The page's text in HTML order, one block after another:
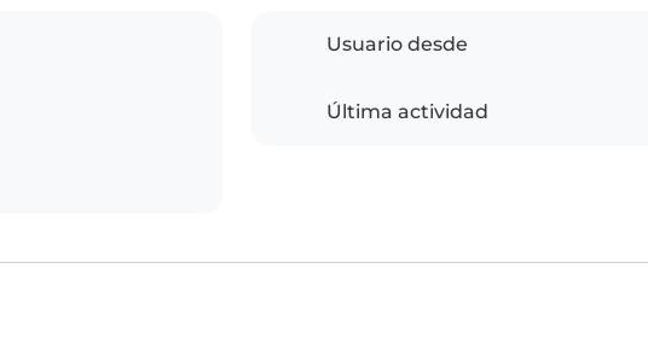
Usuario desde
Última actividad